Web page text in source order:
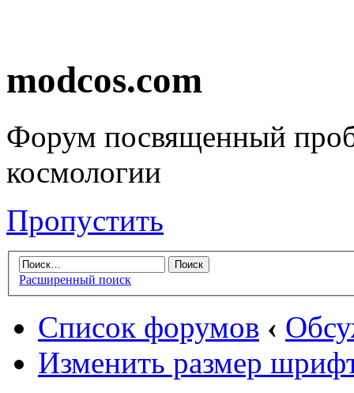
modcos.com
Форум посвященный
космологии
Пропустить
Расширенный поиск
Список форумов ‹
Изменить размер